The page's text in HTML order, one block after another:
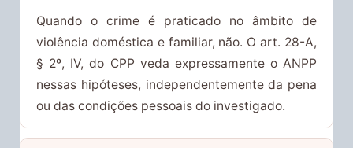
Quando o crime é praticado no âmbito de
violência doméstica e familiar, não. O art. 28-A,
§ 2º, IV, do CPP veda expressamente o ANPP
nessas hipóteses, independentemente da pena
ou das condições pessoais do investigado.